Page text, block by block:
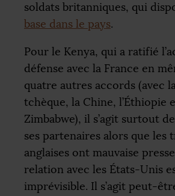
soldats britanniques, qui
base dans le pays.
Pour le Kenya, qui a ratifié
défense avec la France en
quatre autres accords (avec
tchèque, la Chine, l’Éthiopie
Zimbabwe), il s’agit surtout
ses partenaires alors que les
anglaises ont mauvaise
relation avec les États-Unis
imprévisible. Il s’agit peut-